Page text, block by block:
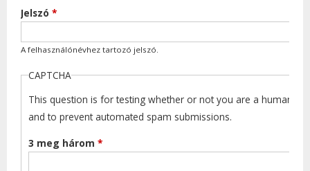
Jelszó *
A felhasználónévhez tartozó jelszó.
CAPTCHA
This question is for testing whether or not you are a human
and to prevent automated spam submissions.
3 meg három *